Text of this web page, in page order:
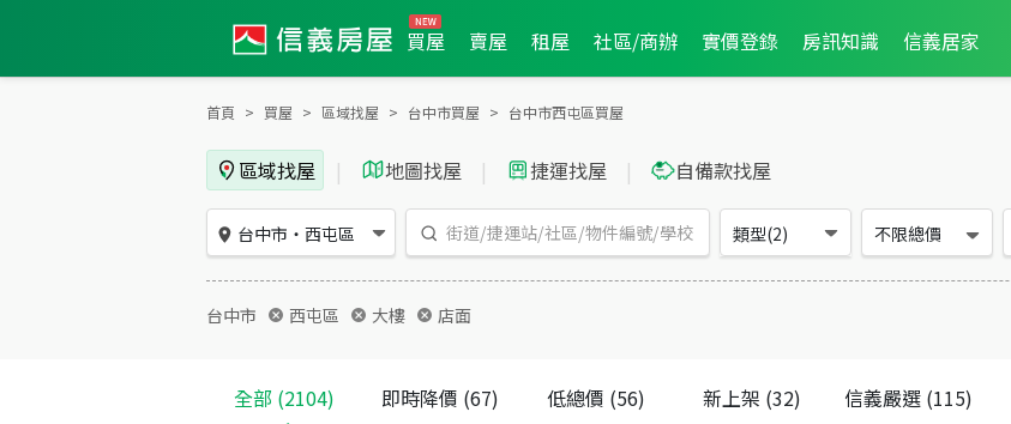
買屋 賣屋 租屋 社區/商辦 實價登錄 房訊知識 信義居家
首頁 買屋 區域找屋 台中市買屋 台中市西屯區買屋
區域找屋 | 地圖找屋 | 捷運找屋 | 自備款找屋
台中市 ・ 西屯區 類型(2) 不限總價
台中市 西屯區 大樓 店面
全部 (2104) 即時降價 (67) 低總價 (56) 新上架 (32) 信義嚴選(115)